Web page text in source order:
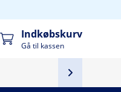
Indkøbskurv
Gå til kassen